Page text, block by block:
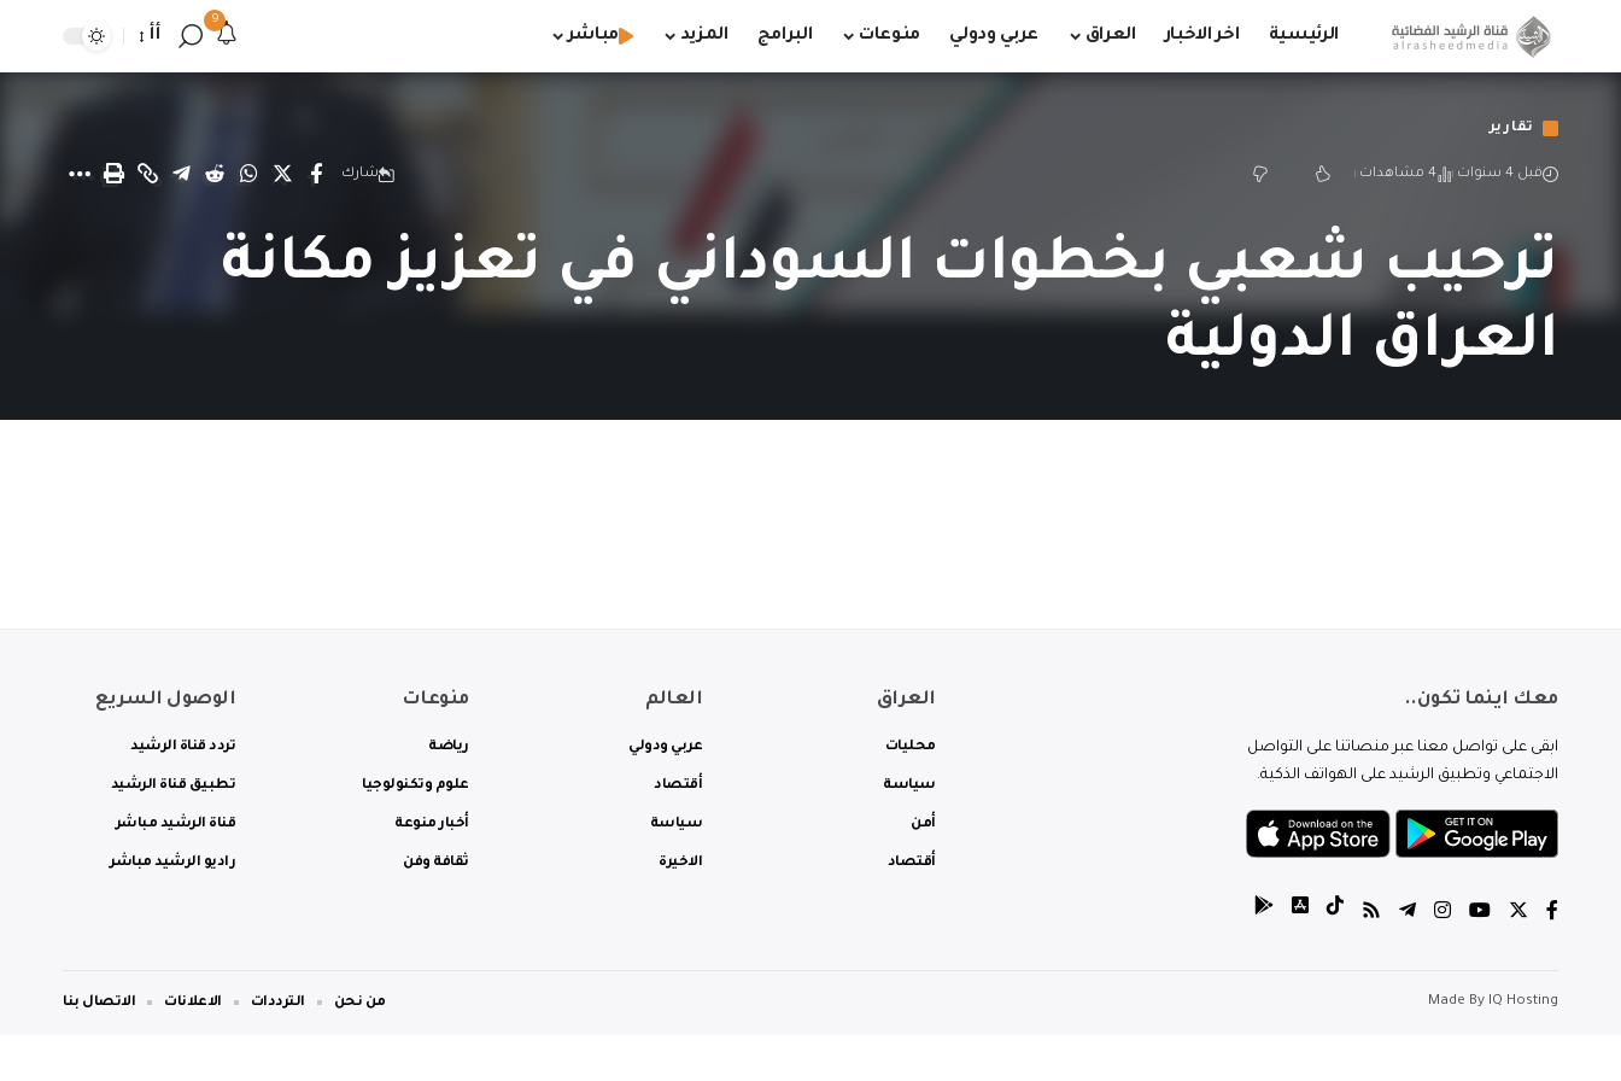
الرئيسية اخر الاخبار العراق عربي ودولي منوعات البرامج المزيد مباشر
9
أأ
تقارير
قبل 4 سنوات 4 مشاهدات شارك
ترحيب شعبي بخطوات السوداني في تعزيز مكانة
العراق الدولية
معك اينما تكون..
ابقى على تواصل معنا عبر منصاتنا على التواصل
الاجتماعي وتطبيق الرشيد على الهواتف الذكية.
العراق
محليات
سياسة
أمن
أقتصاد
العالم
عربي ودولي
أقتصاد
سياسة
الاخيرة
منوعات
رياضة
علوم وتكنولوجيا
أخبار منوعة
ثقافة وفن
الوصول السريع
تردد قناة الرشيد
تطبيق قناة الرشيد
قناة الرشيد مباشر
راديو الرشيد مباشر
Made By IQ Hosting من نحن الترددات الاعلانات الاتصال بنا